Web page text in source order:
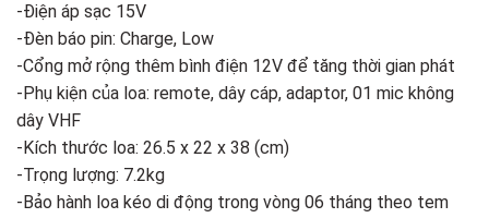
-Điện áp sạc 15V
-Đèn báo pin: Charge, Low
-Cổng mở rộng thêm bình điện 12V để tăng thời gian phát
-Phụ kiện của loa: remote, dây cáp, adaptor, 01 mic không
dây VHF
-Kích thước loa: 26.5 x 22 x 38 (cm)
-Trọng lượng: 7.2kg
-Bảo hành loa kéo di động trong vòng 06 tháng theo tem